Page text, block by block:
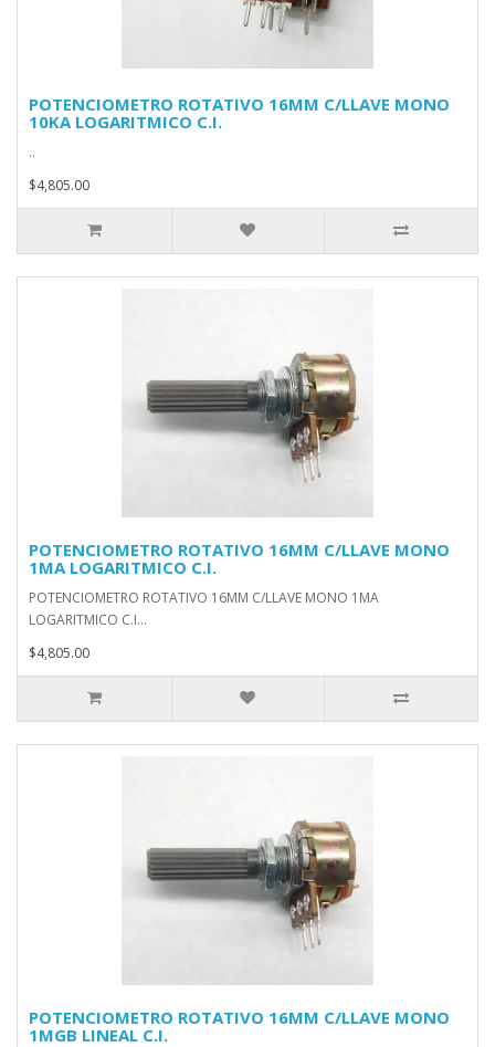
POTENCIOMETRO ROTATIVO 16MM C/LLAVE MONO
10KA LOGARITMICO C.I.
..
$4,805.00
POTENCIOMETRO ROTATIVO 16MM C/LLAVE MONO
1MA LOGARITMICO C.I.
POTENCIOMETRO ROTATIVO 16MM C/LLAVE MONO 1MA
LOGARITMICO C.I...
$4,805.00
POTENCIOMETRO ROTATIVO 16MM C/LLAVE MONO
1MGB LINEAL C.I.